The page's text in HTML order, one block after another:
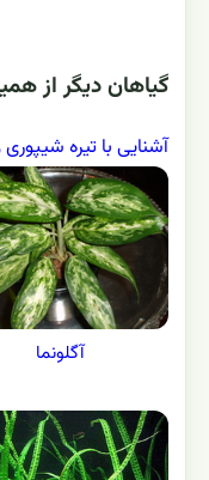
گياهان ديگر از
آشنایی با تیره
آگلونما